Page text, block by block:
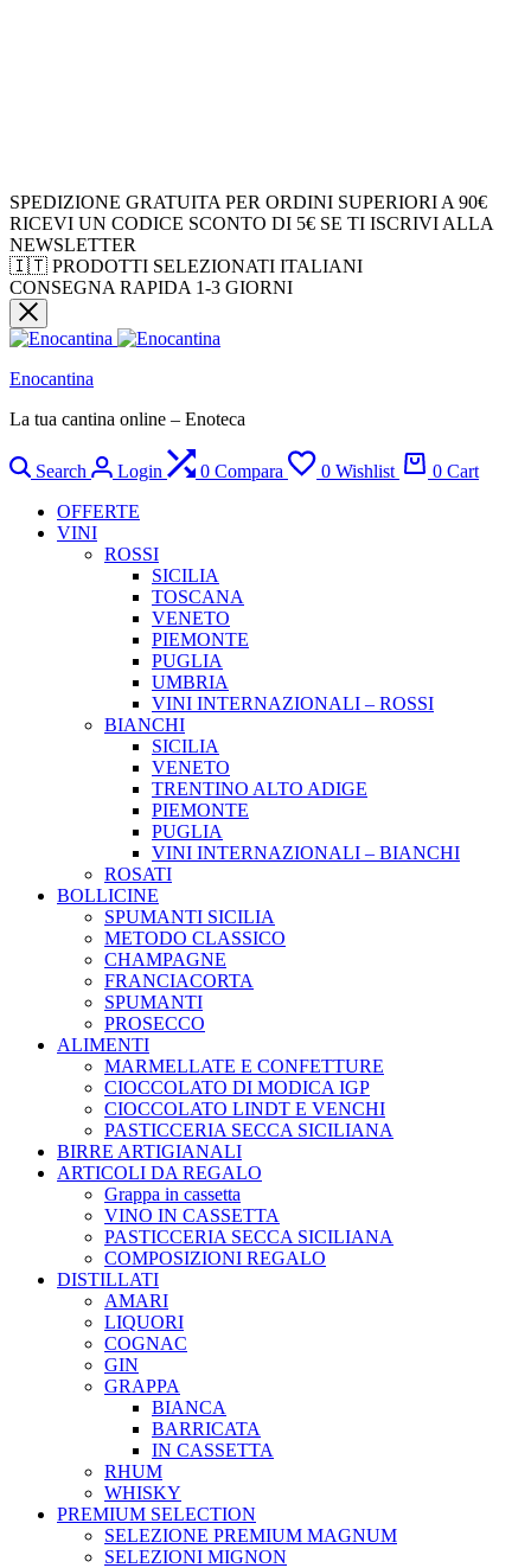
SPEDIZIONE GRATUITA PER ORDINI SUPERIORI A 90€
RICEVI UN CODICE SCONTO DI 5€ SE TI ISCRIVI ALLA
NEWSLETTER
🇮🇹 PRODOTTI SELEZIONATI ITALIANI
CONSEGNA RAPIDA 1-3 GIORNI
Enocantina
La tua cantina online – Enoteca
Search Login 0 Compara 0 Wishlist 0 Cart
OFFERTE
VINI
ROSSI
SICILIA
TOSCANA
VENETO
PIEMONTE
PUGLIA
UMBRIA
VINI INTERNAZIONALI – ROSSI
BIANCHI
SICILIA
VENETO
TRENTINO ALTO ADIGE
PIEMONTE
PUGLIA
VINI INTERNAZIONALI – BIANCHI
ROSATI
BOLLICINE
SPUMANTI SICILIA
METODO CLASSICO
CHAMPAGNE
FRANCIACORTA
SPUMANTI
PROSECCO
ALIMENTI
MARMELLATE E CONFETTURE
CIOCCOLATO DI MODICA IGP
CIOCCOLATO LINDT E VENCHI
PASTICCERIA SECCA SICILIANA
BIRRE ARTIGIANALI
ARTICOLI DA REGALO
Grappa in cassetta
VINO IN CASSETTA
PASTICCERIA SECCA SICILIANA
COMPOSIZIONI REGALO
DISTILLATI
AMARI
LIQUORI
COGNAC
GIN
GRAPPA
BIANCA
BARRICATA
IN CASSETTA
RHUM
WHISKY
PREMIUM SELECTION
SELEZIONE PREMIUM MAGNUM
SELEZIONI MIGNON